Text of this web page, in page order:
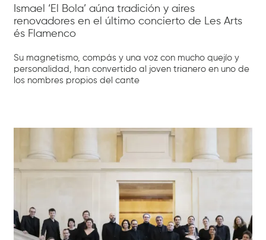
Ismael ‘El Bola’ aúna tradición y aires
renovadores en el último concierto de Les Arts
és Flamenco
Su magnetismo, compás y una voz con mucho quejío y
personalidad, han convertido al joven trianero en uno de
los nombres propios del cante